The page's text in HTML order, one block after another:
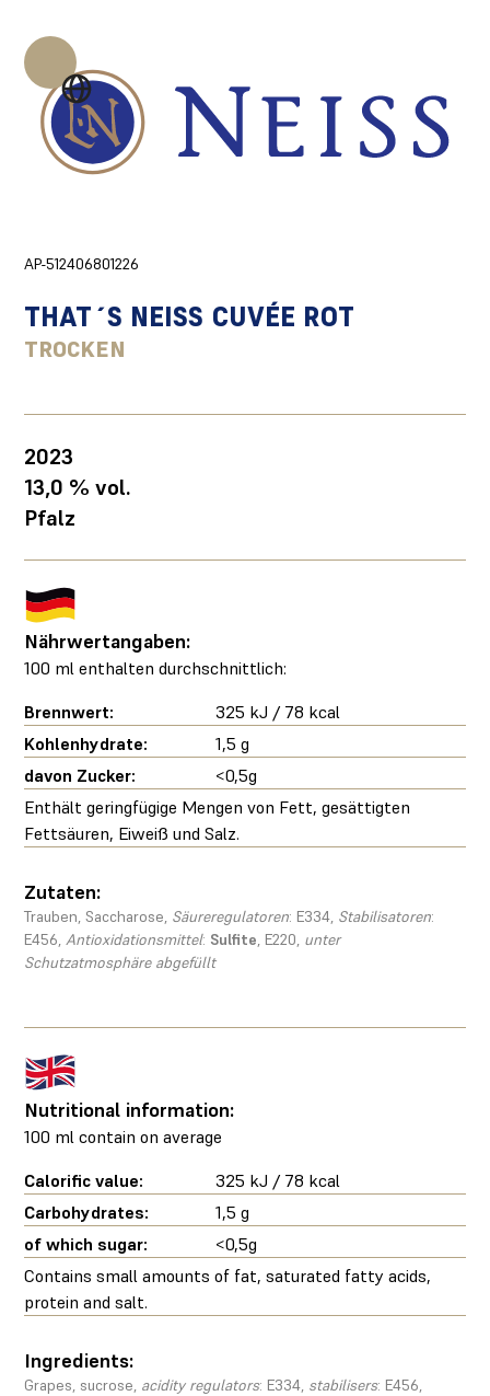
AP-512406801226
THAT´S NEISS CUVÉE ROT
TROCKEN
2023
13,0 % vol.
Pfalz
Nährwertangaben:
100 ml enthalten durchschnittlich:
Brennwert:
325 kJ / 78 kcal
Kohlenhydrate:
1,5 g
davon Zucker:
<0,5g
Enthält geringfügige Mengen von Fett, gesättigten
Fettsäuren, Eiweiß und Salz.
Zutaten:
Trauben, Saccharose, Säureregulatoren: E334, Stabilisatoren:
E456,Antioxidationsmittel: Sulfite, E220, unter
Schutzatmosphäre abgefüllt
Nutritional information:
100 ml contain on average
Calorific value:
325 kJ / 78 kcal
Carbohydrates:
1,5 g
of which sugar:
<0,5g
Contains small amounts of fat, saturated fatty acids,
protein and salt.
Ingredients:
Grapes, sucrose, acidity regulators: E334, stabilisers: E456,